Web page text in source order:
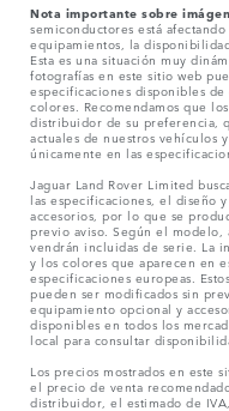
Nota importante sobre
semiconductores está
equipamientos, la
Esta es una situación muy
fotografías en este sitio web
especificaciones disponibles
colores. Recomendamos que
distribuidor de su preferencia,
actuales de nuestros vehículos
únicamente en las
Jaguar Land Rover Limited
las especificaciones, el diseño
accesorios, por lo que se
previo aviso. Según el modelo,
vendrán incluidas de serie. La
y los colores que aparecen en
especificaciones europeas.
pueden ser modificados sin
equipamiento opcional y
disponibles en todos los
local para consultar
Los precios mostrados en este
el precio de venta
distribuidor, el estimado de